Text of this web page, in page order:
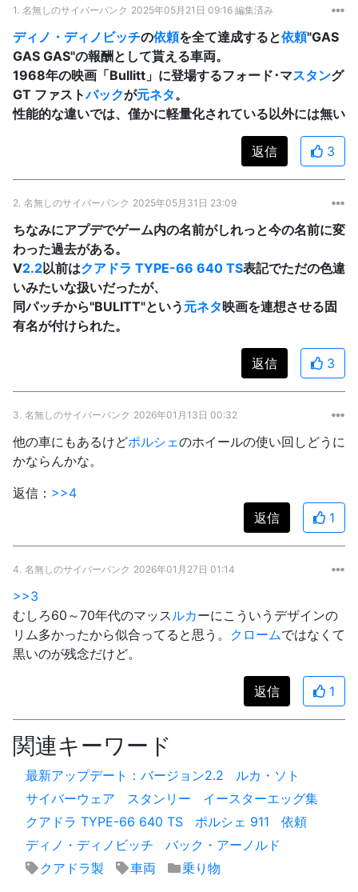
1. 名無しのサイバーパンク 2025年05月21日 09:16 編集済み
ディノ・ディノビッチの依頼を全て達成すると依頼"GAS
GAS GAS"の報酬として貰える車両。
1968年の映画「Bullitt」に登場するフォード･マスタング
GT ファストバックが元ネタ。
性能的な違いでは、僅かに軽量化されている以外には無い
返信 3
2. 名無しのサイバーパンク 2025年05月31日 23:09
ちなみにアプデでゲーム内の名前がしれっと今の名前に変
わった過去がある。
V2.2以前はクアドラ TYPE-66 640 TS表記でただの色違
いみたいな扱いだったが、
同パッチから"BULITT"という 元ネタ映画を連想させる固
有名が付けられた。
返信 3
3. 名無しのサイバーパンク 2026年01月13日 00:32
他の車にもあるけどポルシェのホイールの使い回しどうに
かならんかな。
返信： >>4
返信
1
4. 名無しのサイバーパンク 2026年01月27日 01:14
>>3
むしろ60～70年代のマッス ルカーにこういうデザインの
リム多かったから似合ってると思う。 クロームではなくて
黒いのが残念だけど。
返信 1
関連キーワード
最新アップデート：バージョン2.2
ルカ・ソト
サイバーウェア
スタンリー
イースターエッグ集
クアドラ TYPE-66 640 TS
ポルシェ 911
依頼
ディノ・ディノビッチ
バック・アーノルド
クアドラ製
車両 乗り物